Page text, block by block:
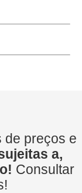
de preços e
a,
Consultar